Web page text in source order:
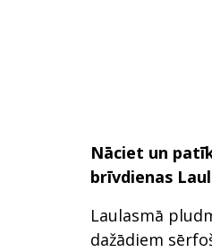
Nāciet un
brīvdienas
Laulasmā
dažādiem